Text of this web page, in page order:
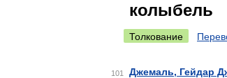
колыбель
Толкование
101 Джемаль, Гейдар